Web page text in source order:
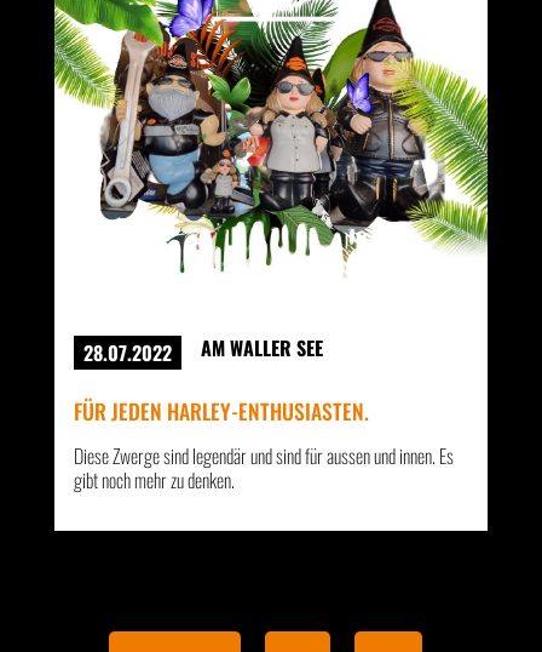
28.07.2022 AM WALLER SEE
FÜR JEDEN HARLEY-ENTHUSIASTEN.
Diese Zwerge sind legendär und sind für aussen und innen. Es
gibt noch mehr zu denken.